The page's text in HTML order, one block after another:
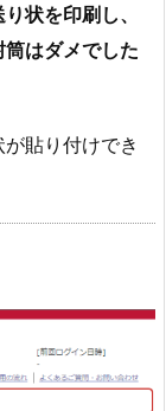
状を印刷し、
はダメでした
貼り付けでき